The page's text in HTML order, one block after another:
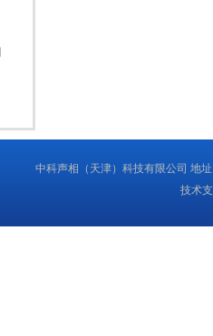
中科声相（天津）科技有限公司 地
技术